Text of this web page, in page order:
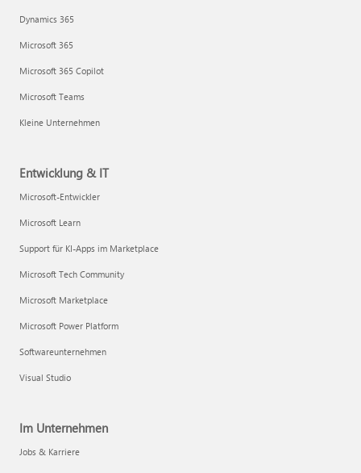
Dynamics 365
Microsoft 365
Microsoft 365 Copilot
Microsoft Teams
Kleine Unternehmen
Entwicklung & IT
Microsoft-Entwickler
Microsoft Learn
Support für KI-Apps im Marketplace
Microsoft Tech Community
Microsoft Marketplace
Microsoft Power Platform
Softwareunternehmen
Visual Studio
Im Unternehmen
Jobs & Karriere